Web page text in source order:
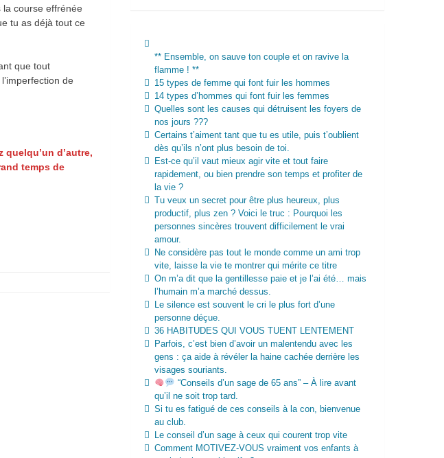
la course effrénée
tu as déjà tout ce
que tout
de
d’autre,
temps de
** Ensemble, on sauve ton couple et on ravive la
flamme ! **
15 types de femme qui font fuir les hommes
14 types d’hommes qui font fuir les femmes
Quelles sont les causes qui détruisent les foyers de
nos jours ???
Certains t’aiment tant que tu es utile, puis t’oublient
dès qu’ils n’ont plus besoin de toi.
Est-ce qu’il vaut mieux agir vite et tout faire
rapidement, ou bien prendre son temps et profiter de
la vie ?
Tu veux un secret pour être plus heureux, plus
productif, plus zen ? Voici le truc : Pourquoi les
personnes sincères trouvent difficilement le vrai
amour.
Ne considère pas tout le monde comme un ami trop
vite, laisse la vie te montrer qui mérite ce titre
On m’a dit que la gentillesse paie et je l’ai été… mais
l’humain m’a marché dessus.
Le silence est souvent le cri le plus fort d’une
personne déçue.
36 HABITUDES QUI VOUS TUENT LENTEMENT
Parfois, c’est bien d’avoir un malentendu avec les
gens : ça aide à révéler la haine cachée derrière les
visages souriants.
“Conseils d’un sage de 65 ans” – À lire avant
qu’il ne soit trop tard.
Si tu es fatigué de ces conseils à la con, bienvenue
au club.
Le conseil d’un sage à ceux qui courent trop vite
Comment MOTIVEZ-VOUS vraiment vos enfants à